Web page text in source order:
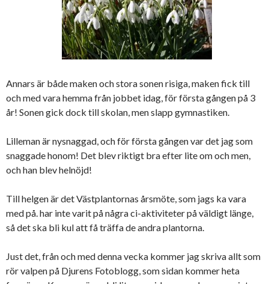
Annars är både maken och stora sonen risiga, maken fick till
och med vara hemma från jobbet idag, för första gången på 3
år! Sonen gick dock till skolan, men slapp gymnastiken.
Lilleman är nysnaggad, och för första gången var det jag som
snaggade honom! Det blev riktigt bra efter lite om och men,
och han blev helnöjd!
Till helgen är det Västplantornas årsmöte, som jags ka vara
med på. har inte varit på några ci-aktiviteter på väldigt länge,
så det ska bli kul att få träffa de andra plantorna.
Just det, från och med denna vecka kommer jag skriva allt som
rör valpen på Djurens Fotoblogg, som sidan kommer heta